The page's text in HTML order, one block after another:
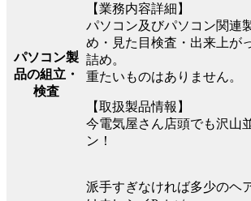
パソコン製
品の組立・
検査
【業務内容詳細】
パソコン及びパソコン関連
め・見た目検査・出来上が
詰め。
重たいものはありません。
【取扱製品情報】
今電気屋さん店頭でも沢山
ン！
派手すぎなければ多少のヘ